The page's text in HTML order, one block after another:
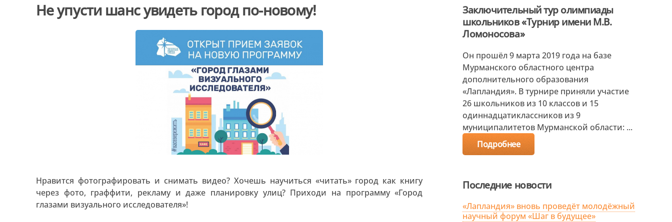
Не упусти шанс увидеть город по-новому!
Нравится фотографировать и снимать видео? Хочешь научиться «читать» город как книгу
через фото, граффити, рекламу и даже планировку улиц? Приходи на программу «Город
глазами визуального исследователя»!
Заключительный тур олимпиады
школьников «Турнир имени М.В.
Ломоносова»
Он прошёл 9 марта 2019 года на базе
Мурманского областного центра
дополнительного образования
«Лапландия». В турнире приняли участие
26 школьников из 10 классов и 15
одиннадцатиклассников из 9
муниципалитетов Мурманской области: ...
Подробнее
Последние новости
«Лапландия» вновь проведёт молодёжный
научный форум «Шаг в будущее»